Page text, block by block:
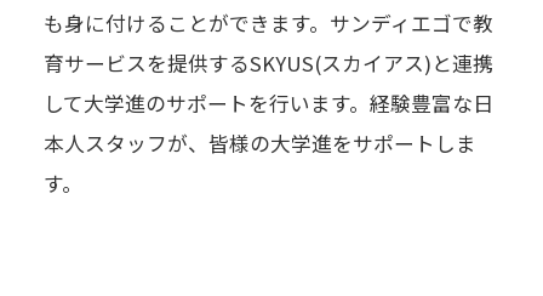
も身に付けることができます。サンディエゴで教
育サービスを提供するSKYUS(スカイアス)と連携
して大学進のサポートを行います。経験豊富な日
本人スタッフが、皆様の大学進をサポートしま
す。